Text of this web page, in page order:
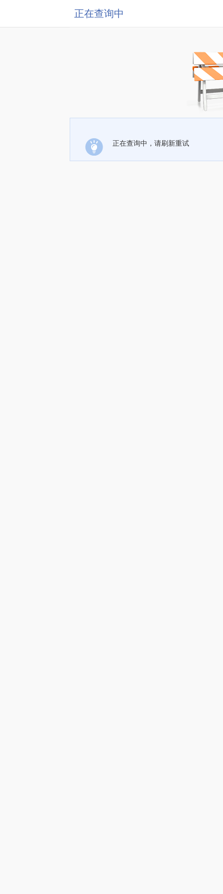
正在查询中
正在查询中，请刷新重试